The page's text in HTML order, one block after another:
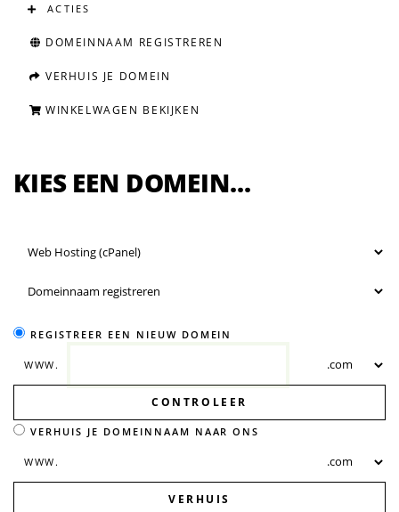
ACTIES
DOMEINNAAM REGISTREREN
VERHUIS JE DOMEIN
WINKELWAGEN BEKIJKEN
KIES EEN DOMEIN...
REGISTREER EEN NIEUW DOMEIN
WWW.
CONTROLEER
VERHUIS JE DOMEINNAAM NAAR ONS
WWW.
VERHUIS